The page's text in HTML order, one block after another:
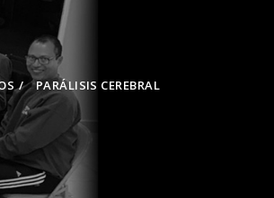
PARÁLISIS CEREBRAL